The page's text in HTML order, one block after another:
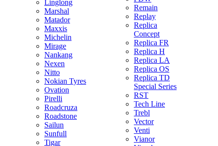
Linglong
Marshal
Matador
Maxxis
Michelin
Mirage
Nankang
Nexen
Nitto
Nokian Tyres
Ovation
Pirelli
Roadcruza
Roadstone
Sailun
Sunfull
Tigar
Remain
Replay
Replica
Concept
Replica FR
Replica H
Replica LA
Replica OS
Replica TD
Special Series
RST
Tech Line
Trebl
Vector
Venti
Vianor